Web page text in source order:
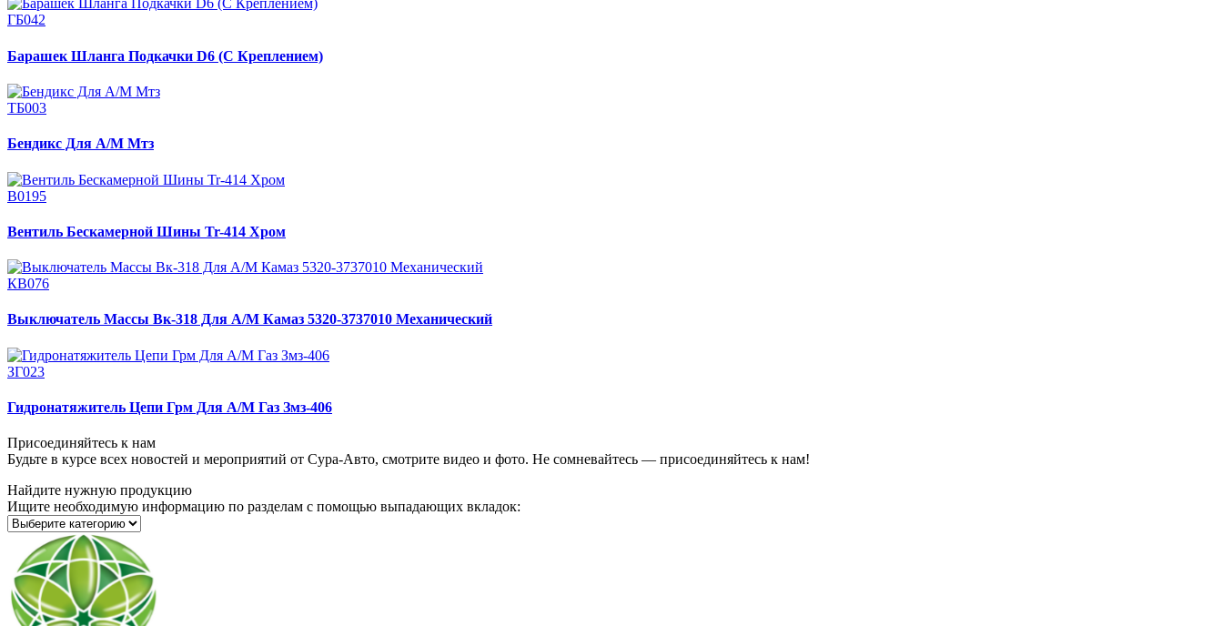
ГБ042
Барашек Шланга Подкачки D6 (С Креплением)
ТБ003
Бендикс Для А/М Мтз
В0195
Вентиль Бескамерной Шины Tr-414 Хром
КВ076
Выключатель Массы Вк-318 Для А/М Камаз 5320-3737010 Механический
ЗГ023
Гидронатяжитель Цепи Грм Для А/М Газ Змз-406
Присоединяйтесь к нам
Будьте в курсе всех новостей и мероприятий от Сура-Авто, смотрите видео и фото. Не сомневайтесь — присоединяйтесь к нам!
Найдите нужную продукцию
Ищите необходимую информацию по разделам с помощью выпадающих вкладок: